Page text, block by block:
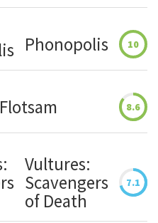
Phonopolis 10
Flotsam 8.6
Vultures:
Scavengers
of Death
7.1